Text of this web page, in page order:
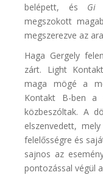
belépett, és Gi
megszokott
megszerezve az
Haga Gergely
zárt. Light
maga mögé a
Kontakt B-ben a
közbeszóltak. A
elszenvedett,
felelősségre és
sajnos az
pontozással végül